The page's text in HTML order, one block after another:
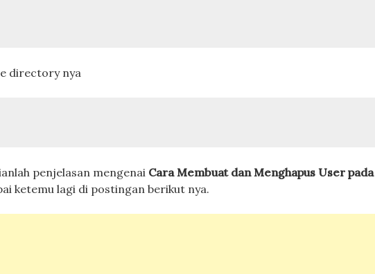
directory nya
penjelasan mengenai Cara Membuat dan Menghapus User pada
ketemu lagi di postingan berikut nya.